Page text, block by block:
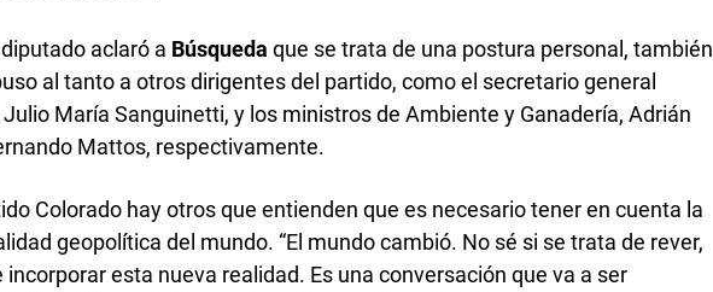
aclaró a Búsqueda que se trata de una postura personal, también
al tanto a otros dirigentes del partido, como el secretario general
María Sanguinetti, y los ministros de Ambiente y Ganadería, Adrián
Mattos, respectivamente.
Colorado hay otros que entienden que es necesario tener en cuenta la
geopolítica del mundo. “El mundo cambió. No sé si se trata de rever,
incorporar esta nueva realidad. Es una conversación que va a ser